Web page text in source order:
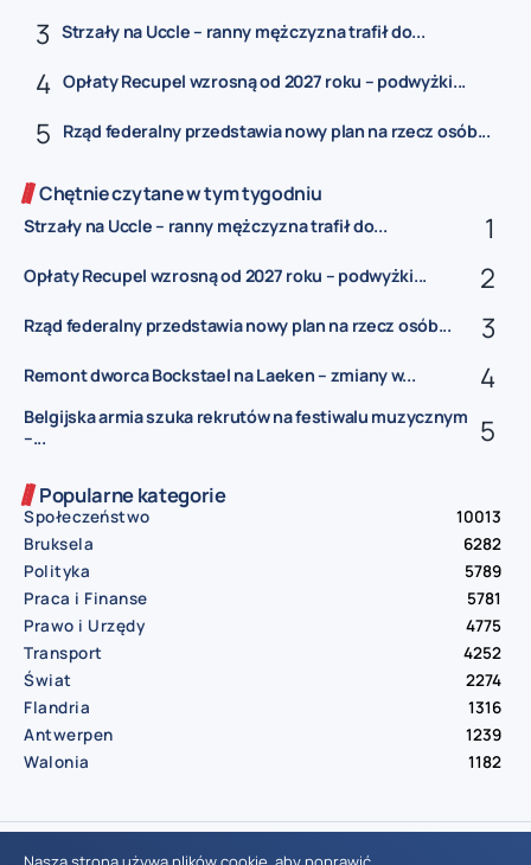
Strzały na Uccle – ranny mężczyzna trafił do...
Opłaty Recupel wzrosną od 2027 roku – podwyżki...
Rząd federalny przedstawia nowy plan na rzecz osób...
Chętnie czytane w tym tygodniu
Strzały na Uccle – ranny mężczyzna trafił do...
Opłaty Recupel wzrosną od 2027 roku – podwyżki...
Rząd federalny przedstawia nowy plan na rzecz osób...
Remont dworca Bockstael na Laeken – zmiany w...
Belgijska armia szuka rekrutów na festiwalu muzycznym
–...
Popularne kategorie
Społeczeństwo
10013
Bruksela
6282
Polityka
5789
Praca i Finanse
5781
Prawo i Urzędy
4775
Transport
4252
Świat
2274
Flandria
1316
Antwerpen
1239
Walonia
1182
© Aktualnosci.be – All Right Reserved 2016-2026